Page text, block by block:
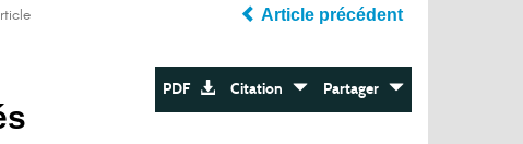
Article précédent
PDF Citation Partager